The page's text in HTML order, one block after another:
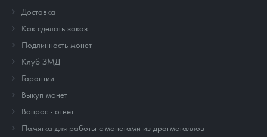
Доставка
Как сделать заказ
Подлинность монет
Клуб ЗМД
Гарантии
Выкуп монет
Вопрос - ответ
Памятка для работы с монетами из драгметаллов